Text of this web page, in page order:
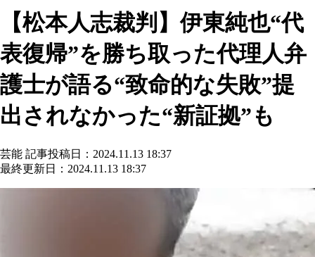
【松本人志裁判】伊東純也“代
表復帰”を勝ち取った代理人弁
護士が語る“致命的な失敗”提
出されなかった“新証拠”も
芸能 記事投稿日：2024.11.13 18:37
最終更新日：2024.11.13 18:37